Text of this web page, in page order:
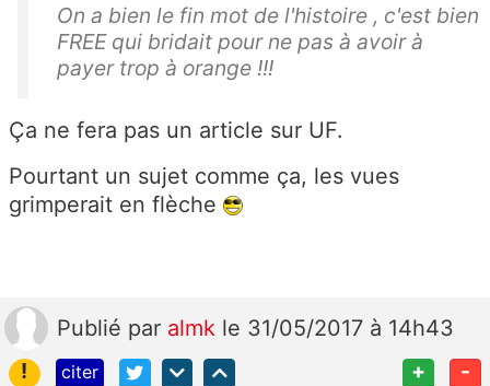
On a bien le fin mot de l'histoire , c'est bien
FREE qui bridait pour ne pas à avoir à
payer trop à orange !!!
Ça ne fera pas un article sur UF.
Pourtant un sujet comme ça, les vues
grimperait en flèche
Publié par almk le 31/05/2017 à 14h43
!
citer + -